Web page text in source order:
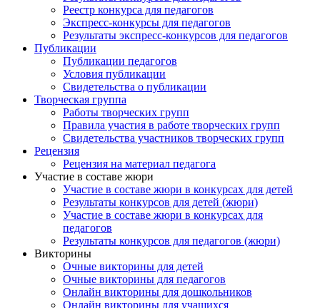
Реестр конкурса для педагогов
Экспресс-конкурсы для педагогов
Результаты экспресс-конкурсов для педагогов
Публикации
Публикации педагогов
Условия публикации
Свидетельства о публикации
Творческая группа
Работы творческих групп
Правила участия в работе творческих групп
Свидетельства участников творческих групп
Рецензия
Рецензия на материал педагога
Участие в составе жюри
Участие в составе жюри в конкурсах для детей
Результаты конкурсов для детей (жюри)
Участие в составе жюри в конкурсах для
педагогов
Результаты конкурсов для педагогов (жюри)
Викторины
Очные викторины для детей
Очные викторины для педагогов
Онлайн викторины для дошкольников
Онлайн викторины для учащихся
Анонсы конкурсов
Подпишитесь на анонсы сегодня и узнавайте
первыми о самом важном.